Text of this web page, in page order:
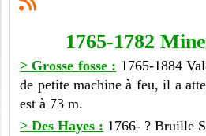
1765-1782
> Grosse fosse : 1765-1884
de petite machine à feu, il a
est à 73 m.
> Des Hayes : 1766- ? Bruille